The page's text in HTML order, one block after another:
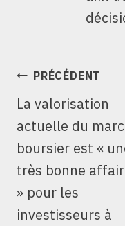
NAVIGATION
L’ARTICLE
PRÉCÉDENT
La valorisation
actuelle du
boursier est «
très bonne
» pour les
investisseurs à